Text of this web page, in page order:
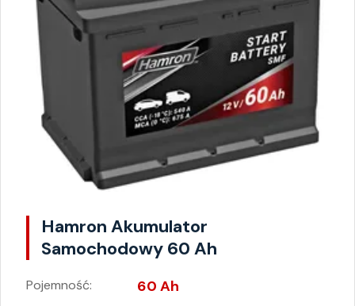
Hamron Akumulator
Samochodowy 60 Ah
Pojemność: 60 Ah